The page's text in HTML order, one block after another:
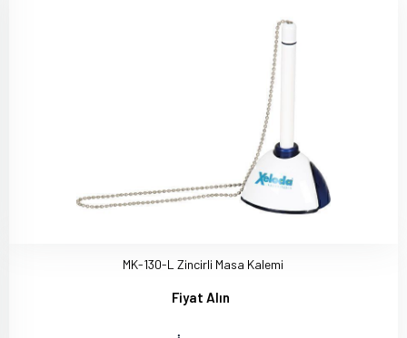
MK-130-L Zincirli Masa Kalemi
Fiyat Alın